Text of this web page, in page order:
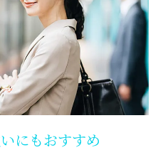
にもおすすめ